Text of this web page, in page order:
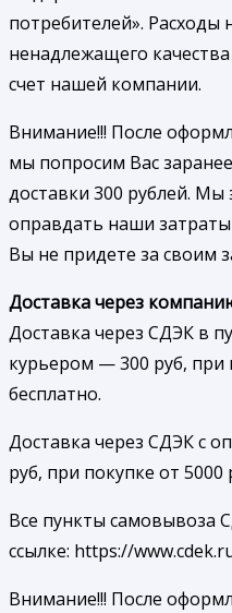
потребителей». Расходы
ненадлежащего
счет нашей компании.
Внимание!!! После
мы попросим Вас
доставки 300 рублей. Мы
оправдать наши затраты
Вы не придете за своим
Доставка через
Доставка через СДЭК в
курьером — 300 руб, при
бесплатно.
Доставка через СДЭК с
руб, при покупке от
Все пункты самовывоза
ссылке: https://
Внимание!!! После